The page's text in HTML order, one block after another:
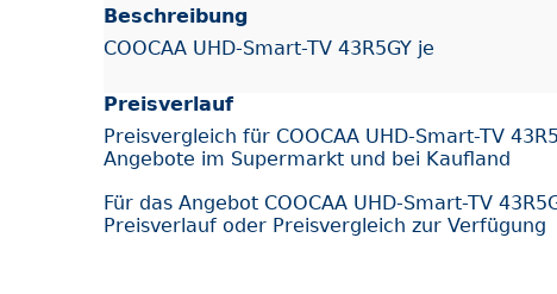
Beschreibung
COOCAA UHD-Smart-TV 43R5GY je
Preisverlauf
Preisvergleich für COOCAA UHD-Smart-TV
Angebote im Supermarkt und bei Kaufland
Für das Angebot COOCAA UHD-Smart-TV
Preisverlauf oder Preisvergleich zur Verfügung